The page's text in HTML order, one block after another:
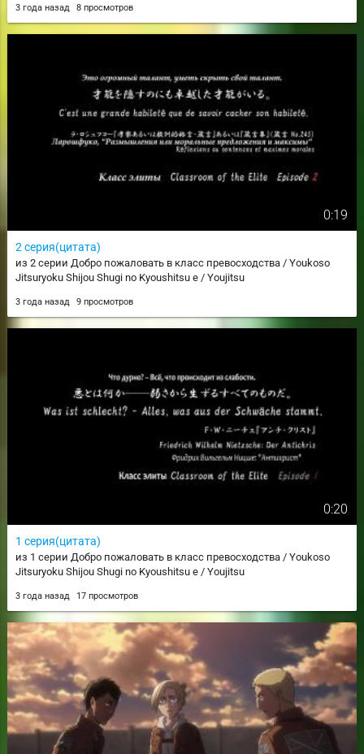
3 года назад 8 просмотров
0:19
2 серия(цитата)
из 2 серии Добро пожаловать в класс превосходства / Youkoso
Jitsuryoku Shijou Shugi no Kyoushitsu e / Youjitsu
3 года назад 9 просмотров
0:20
1 серия(цитата)
из 1 серии Добро пожаловать в класс превосходства / Youkoso
Jitsuryoku Shijou Shugi no Kyoushitsu e / Youjitsu
3 года назад 17 просмотров